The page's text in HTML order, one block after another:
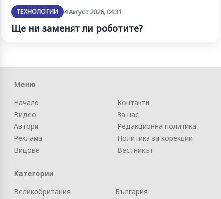
ТЕХНОЛОГИИ 4 Август 2026, 04:31
Ще ни заменят ли роботите?
Меню
Начало
Видео
Автори
Реклама
Вицове
Контакти
За нас
Редакционна политика
Политика за корекции
Вестникът
Категории
Великобритания
България